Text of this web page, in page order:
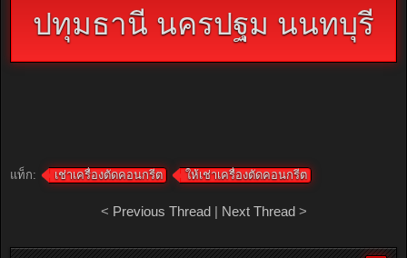
ปทุมธานี นครปฐม นนทบุรี
แท็ก: เช่าเครื่องตัดคอนกรีต ให้เช่าเครื่องตัดคอนกรีต
< Previous Thread| Next Thread>